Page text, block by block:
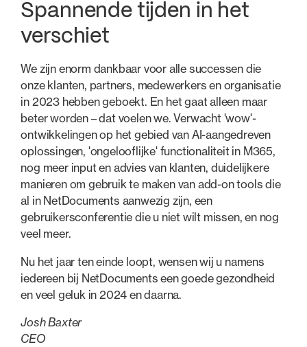
Spannende tijden in het
verschiet
We zijn enorm dankbaar voor alle successen die
onze klanten, partners, medewerkers en organisatie
in 2023 hebben geboekt. En het gaat alleen maar
beter worden – dat voelen we. Verwacht 'wow'-
ontwikkelingen op het gebied van AI-aangedreven
oplossingen, 'ongelooflijke' functionaliteit in M365,
nog meer input en advies van klanten, duidelijkere
manieren om gebruik te maken van add-on tools die
al in NetDocuments aanwezig zijn, een
gebruikersconferentie die u niet wilt missen, en nog
veel meer.
Nu het jaar ten einde loopt, wensen wij u namens
iedereen bij NetDocuments een goede gezondheid
en veel geluk in 2024 en daarna.
Josh Baxter
CEO